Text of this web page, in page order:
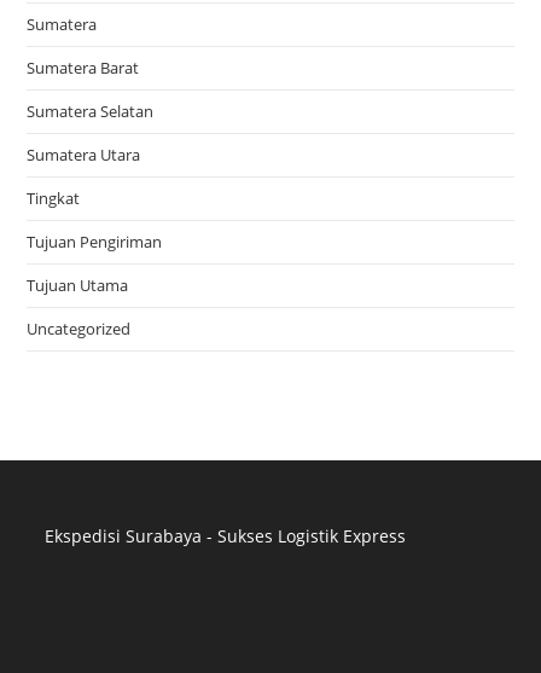
Sumatera
Sumatera Barat
Sumatera Selatan
Sumatera Utara
Tingkat
Tujuan Pengiriman
Tujuan Utama
Uncategorized
Ekspedisi Surabaya - Sukses Logistik Express